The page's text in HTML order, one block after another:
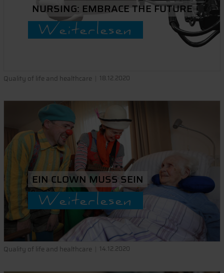
NURSING: EMBRACE THE FUTURE
Weiterlesen
Quality of life and healthcare 18.12.2020
EIN CLOWN MUSS SEIN
Weiterlesen
Quality of life and healthcare 14.12.2020